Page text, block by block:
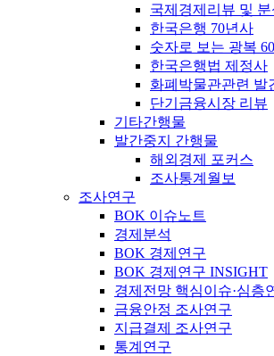
국제경제리뷰 및 분
한국은행 70년사
숫자로 보는 광복
한국은행법 제정사
화폐박물관관련 발
단기금융시장 리뷰
기타간행물
발간중지 간행물
해외경제 포커스
조사통계월보
조사연구
BOK 이슈노트
경제분석
BOK 경제연구
BOK 경제연구 INSIGHT
경제전망 핵심이슈·심층
금융안정 조사연구
지급결제 조사연구
통계연구